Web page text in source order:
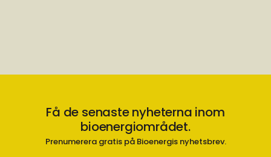
Få de senaste nyheterna inom
bioenergiområdet.
Prenumerera gratis på Bioenergis nyhetsbrev.